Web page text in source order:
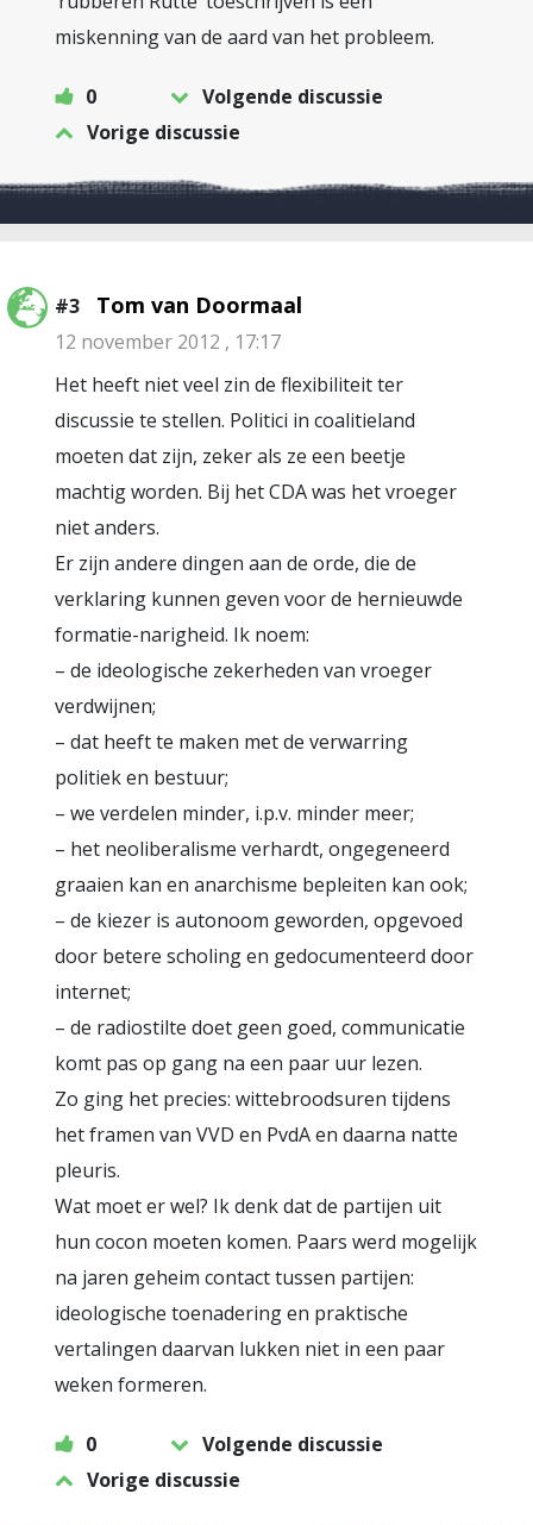
miskenning van de aard van het probleem.
0
Volgende discussie
Vorige discussie
#3 Tom van Doormaal
12 november 2012 , 17:17
Het heeft niet veel zin de flexibiliteit ter
discussie te stellen. Politici in coalitieland
moeten dat zijn, zeker als ze een beetje
machtig worden. Bij het CDA was het vroeger
niet anders.
Er zijn andere dingen aan de orde, die de
verklaring kunnen geven voor de hernieuwde
formatie-narigheid. Ik noem:
– de ideologische zekerheden van vroeger
verdwijnen;
– dat heeft te maken met de verwarring
politiek en bestuur;
– we verdelen minder, i.p.v. minder meer;
– het neoliberalisme verhardt, ongegeneerd
graaien kan en anarchisme bepleiten kan ook;
– de kiezer is autonoom geworden, opgevoed
door betere scholing en gedocumenteerd door
internet;
– de radiostilte doet geen goed, communicatie
komt pas op gang na een paar uur lezen.
Zo ging het precies: wittebroodsuren tijdens
het framen van VVD en PvdA en daarna natte
pleuris.
Wat moet er wel? Ik denk dat de partijen uit
hun cocon moeten komen. Paars werd mogelijk
na jaren geheim contact tussen partijen:
ideologische toenadering en praktische
vertalingen daarvan lukken niet in een paar
weken formeren.
0
Volgende discussie
Vorige discussie